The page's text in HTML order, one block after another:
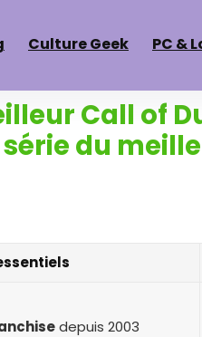
Culture Geek PC &
Call of
du
depuis 2003